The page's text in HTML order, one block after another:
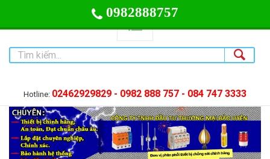
Hotline: 02462929829 - 0982 888 757 - 084 747 3333
0982888757